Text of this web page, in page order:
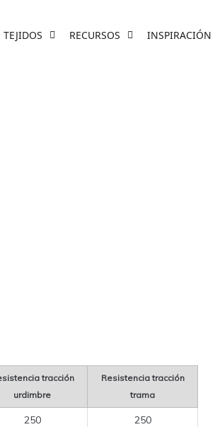
TEJIDOS RECURSOS INSPIRACIÓN
tracción
urdimbre
Resistencia tracción
trama
250 250